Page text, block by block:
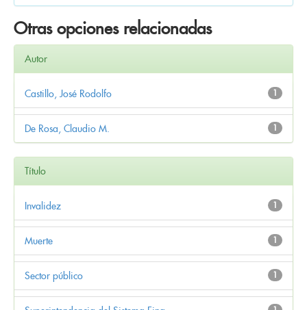
Otras opciones relacionadas
Autor
1
Castillo, José Rodolfo
1
De Rosa, Claudio M.
Título
1
Invalidez
1
Muerte
1
Sector público